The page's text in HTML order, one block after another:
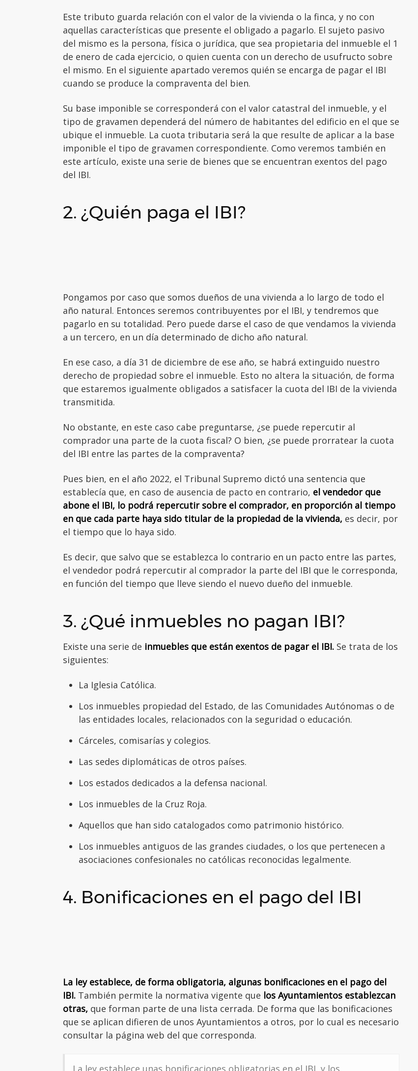
Este tributo guarda relación con el valor de la vivienda o la finca, y no con
aquellas características que presente el obligado a pagarlo. El sujeto pasivo
del mismo es la persona, física o jurídica, que sea propietaria del inmueble el 1
de enero de cada ejercicio, o quien cuenta con un derecho de usufructo sobre
el mismo. En el siguiente apartado veremos quién se encarga de pagar el IBI
cuando se produce la compraventa del bien.
Su base imponible se corresponderá con el valor catastral del inmueble, y el
tipo de gravamen dependerá del número de habitantes del edificio en el que se
ubique el inmueble. La cuota tributaria será la que resulte de aplicar a la base
imponible el tipo de gravamen correspondiente. Como veremos también en
este artículo, existe una serie de bienes que se encuentran exentos del pago
del IBI.
2. ¿Quién paga el IBI?
Pongamos por caso que somos dueños de una vivienda a lo largo de todo el
año natural. Entonces seremos contribuyentes por el IBI, y tendremos que
pagarlo en su totalidad. Pero puede darse el caso de que vendamos la vivienda
a un tercero, en un día determinado de dicho año natural.
En ese caso, a día 31 de diciembre de ese año, se habrá extinguido nuestro
derecho de propiedad sobre el inmueble. Esto no altera la situación, de forma
que estaremos igualmente obligados a satisfacer la cuota del IBI de la vivienda
transmitida.
No obstante, en este caso cabe preguntarse, ¿se puede repercutir al
comprador una parte de la cuota fiscal? O bien, ¿se puede prorratear la cuota
del IBI entre las partes de la compraventa?
Pues bien, en el año 2022, el Tribunal Supremo dictó una sentencia que
establecía que, en caso de ausencia de pacto en contrario, el vendedor que
abone el IBI, lo podrá repercutir sobre el comprador, en proporción al tiempo
en que cada parte haya sido titular de la propiedad de la vivienda, es decir, por
el tiempo que lo haya sido.
Es decir, que salvo que se establezca lo contrario en un pacto entre las partes,
el vendedor podrá repercutir al comprador la parte del IBI que le corresponda,
en función del tiempo que lleve siendo el nuevo dueño del inmueble.
3. ¿Qué inmuebles no pagan IBI?
Existe una serie de inmuebles que están exentos de pagar el IBI. Se trata de los
siguientes:
La Iglesia Católica.
Los inmuebles propiedad del Estado, de las Comunidades Autónomas o de
las entidades locales, relacionados con la seguridad o educación.
Cárceles, comisarías y colegios.
Las sedes diplomáticas de otros países.
Los estados dedicados a la defensa nacional.
Los inmuebles de la Cruz Roja.
Aquellos que han sido catalogados como patrimonio histórico.
Los inmuebles antiguos de las grandes ciudades, o los que pertenecen a
asociaciones confesionales no católicas reconocidas legalmente.
4. Bonificaciones en el pago del IBI
La ley establece, de forma obligatoria, algunas bonificaciones en el pago del
IBI. También permite la normativa vigente que los Ayuntamientos establezcan
otras, que forman parte de una lista cerrada. De forma que las bonificaciones
que se aplican difieren de unos Ayuntamientos a otros, por lo cual es necesario
consultar la página web del que corresponda.
La ley establece unas bonificaciones obligatorias en el IBI, y los